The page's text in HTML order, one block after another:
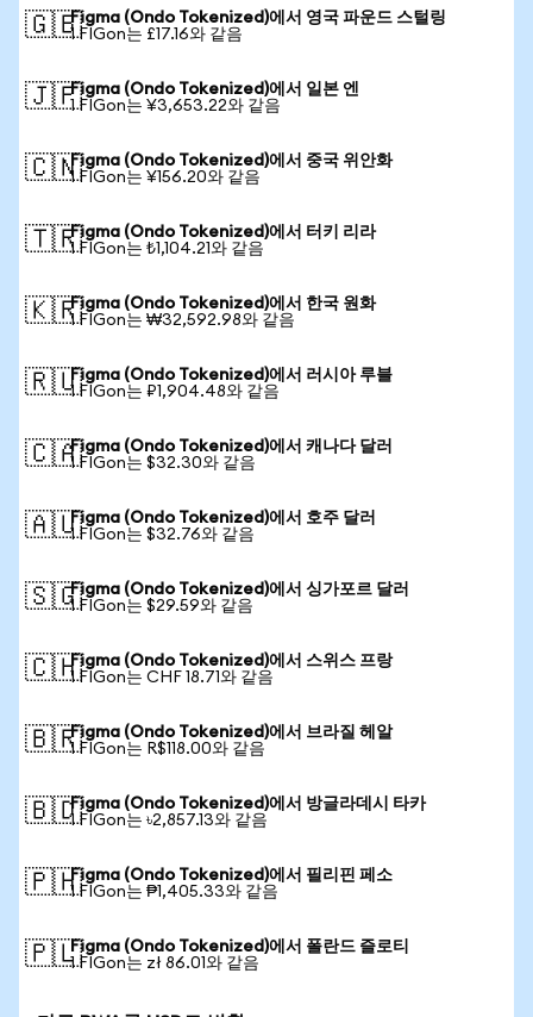
🇬🇧Figma (Ondo Tokenized)에서 영국 파운드 스털링
1 FIGon는 £17.16와 같음
🇯🇵Figma (Ondo Tokenized)에서 일본 엔
1 FIGon는 ¥3,653.22와 같음
🇨🇳Figma (Ondo Tokenized)에서 중국 위안화
1 FIGon는 ¥156.20와 같음
🇹🇷Figma (Ondo Tokenized)에서 터키 리라
1 FIGon는 ₺1,104.21와 같음
🇰🇷Figma (Ondo Tokenized)에서 한국 원화
1 FIGon는 ₩32,592.98와 같음
🇷🇺Figma (Ondo Tokenized)에서 러시아 루블
1 FIGon는 ₽1,904.48와 같음
🇨🇦Figma (Ondo Tokenized)에서 캐나다 달러
1 FIGon는 $32.30와 같음
🇦🇺Figma (Ondo Tokenized)에서 호주 달러
1 FIGon는 $32.76와 같음
🇸🇬Figma (Ondo Tokenized)에서 싱가포르 달러
1 FIGon는 $29.59와 같음
🇨🇭Figma (Ondo Tokenized)에서 스위스 프랑
1 FIGon는 CHF 18.71와 같음
🇧🇷Figma (Ondo Tokenized)에서 브라질 헤알
1 FIGon는 R$118.00와 같음
🇧🇩Figma (Ondo Tokenized)에서 방글라데시 타카
1 FIGon는 ৳2,857.13와 같음
🇵🇭Figma (Ondo Tokenized)에서 필리핀 페소
1 FIGon는 ₱1,405.33와 같음
🇵🇱Figma (Ondo Tokenized)에서 폴란드 즐로티
1 FIGon는 zł 86.01와 같음